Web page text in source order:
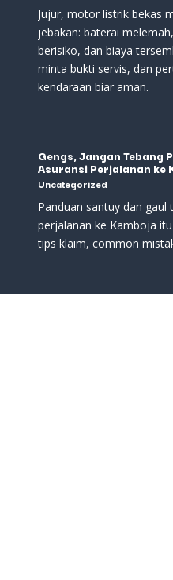
Jujur, motor listrik bekas
jebakan: baterai
berisiko, dan biaya
minta bukti servis, dan
kendaraan biar aman.
Gengs, Jangan Tebang
Asuransi Perjalanan ke
Uncategorized
Panduan santuy dan gaul
perjalanan ke Kamboja
tips klaim, common